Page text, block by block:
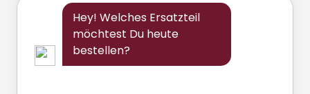
Hey! Welches Ersatzteil
möchtest Du heute
bestellen?